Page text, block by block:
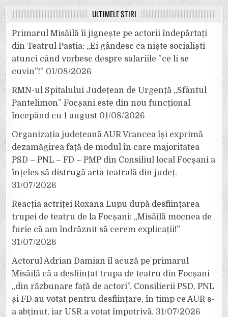
ULTIMELE ȘTIRI
Primarul Misăilă îi jignește pe actorii îndepărtați
din Teatrul Pastia: „Ei gândesc ca niște socialiști
atunci când vorbesc despre salariile ”ce li se
cuvin”!” 01/08/2026
RMN-ul Spitalului Județean de Urgență „Sfântul
Pantelimon” Focșani este din nou funcțional
începând cu 1 august 01/08/2026
Organizația județeană AUR Vrancea își exprimă
dezamăgirea față de modul în care majoritatea
PSD – PNL – FD – PMP din Consiliul local Focșani a
înțeles să distrugă arta teatrală din județ.
31/07/2026
Reacția actriței Roxana Lupu după desființarea
trupei de teatru de la Focșani: „Misăilă mocnea de
furie că am îndrăznit să cerem explicații!”
31/07/2026
Actorul Adrian Damian îl acuză pe primarul
Misăilă că a desființat trupa de teatru din Focșani
„din răzbunare față de actori”. Consilierii PSD, PNL
și FD au votat pentru desființare, în timp ce AUR s-
a abținut, iar USR a votat împotrivă. 31/07/2026